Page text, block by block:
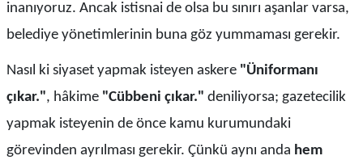
inanıyoruz. Ancak istisnai de olsa bu sınırı aşanlar varsa,
belediye yönetimlerinin buna göz yummaması gerekir.
Nasıl ki siyaset yapmak isteyen askere "Üniformanı
çıkar.", hâkime "Cübbeni çıkar." deniliyorsa; gazetecilik
yapmak isteyenin de önce kamu kurumundaki
görevinden ayrılması gerekir. Çünkü aynı anda hem